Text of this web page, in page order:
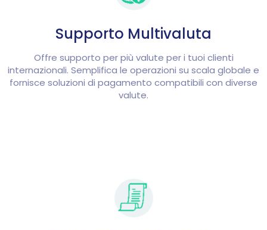
Supporto Multivaluta
Offre supporto per più valute per i tuoi clienti
internazionali. Semplifica le operazioni su scala globale e
fornisce soluzioni di pagamento compatibili con diverse
valute.